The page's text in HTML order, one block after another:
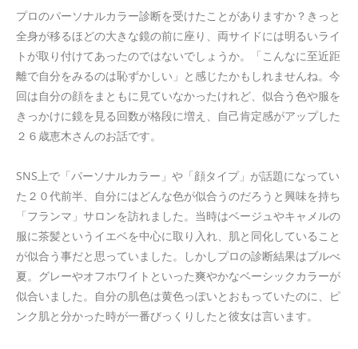
プロのパーソナルカラー診断を受けたことがありますか？きっと
全身が移るほどの大きな鏡の前に座り、両サイドには明るいライ
トが取り付けてあったのではないでしょうか。「こんなに至近距
離で自分をみるのは恥ずかしい」と感じたかもしれませんね。今
回は自分の顔をまともに見ていなかったけれど、似合う色や服を
きっかけに鏡を見る回数が格段に増え、自己肯定感がアップした
２６歳恵木さんのお話です。
SNS上で「パーソナルカラー」や「顔タイプ」が話題になってい
た２０代前半、自分にはどんな色が似合うのだろうと興味を持ち
「フランマ」サロンを訪れました。当時はベージュやキャメルの
服に茶髪というイエベを中心に取り入れ、肌と同化していること
が似合う事だと思っていました。しかしプロの診断結果はブルべ
夏。グレーやオフホワイトといった爽やかなベーシックカラーが
似合いました。自分の肌色は黄色っぽいとおもっていたのに、ピ
ンク肌と分かった時が一番びっくりしたと彼女は言います。